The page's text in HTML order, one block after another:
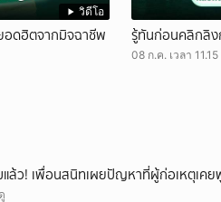
วิดีโอ
อดฮิตจากมิจฉาชีพ รู้ทันก่อนคลิกลิง
08 ก.ค. เวลา 11.15
แล้ว! เพื่อนสนิทเผยปัญหาที่ผู้ก่อเหตุเค